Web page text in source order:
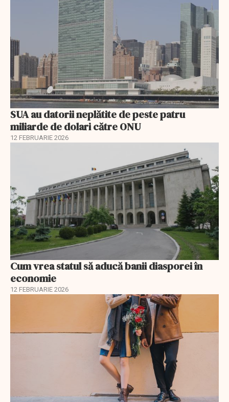
SUA au datorii neplătite de peste patru
miliarde de dolari către ONU
12 FEBRUARIE 2026
Cum vrea statul să aducă banii diasporei în
economie
12 FEBRUARIE 2026